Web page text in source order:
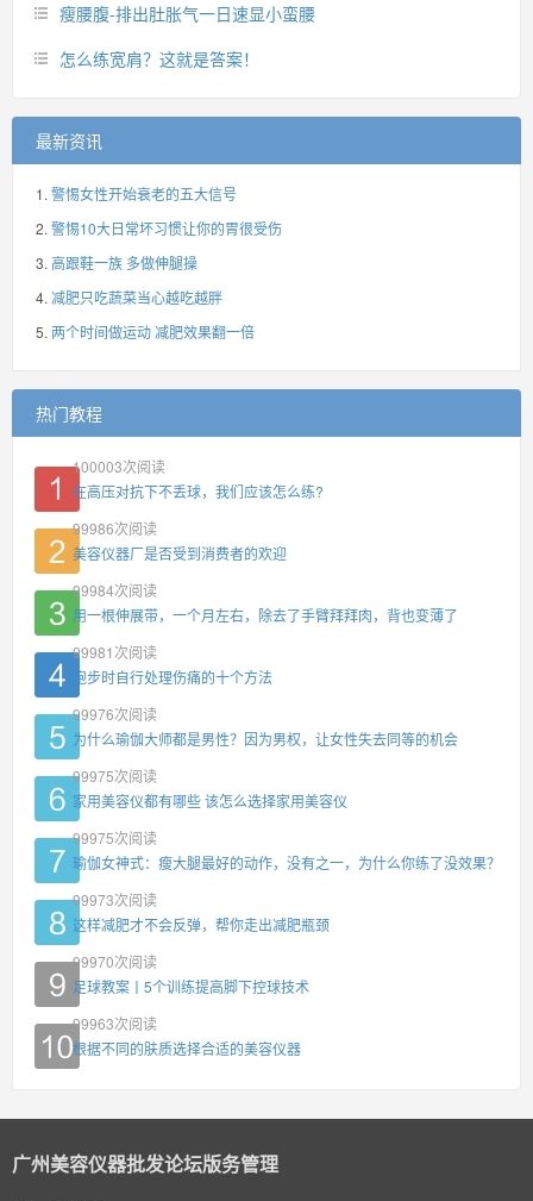
瘦腰腹-排出肚胀气一日速显小蛮腰
怎么练宽肩？这就是答案！
最新资讯
警惕女性开始衰老的五大信号
警惕10大日常坏习惯让你的胃很受伤
高跟鞋一族 多做伸腿操
减肥只吃蔬菜当心越吃越胖
两个时间做运动 减肥效果翻一倍
热门教程
100003次阅读
在高压对抗下不丢球，我们应该怎么练?
99986次阅读
美容仪器厂是否受到消费者的欢迎
99984次阅读
用一根伸展带，一个月左右，除去了手臂拜拜肉，背也变薄了
99981 次阅读
跑步时自行处理伤痛的十个方法
99976次阅读
为什么瑜伽大师都是男性？因为男权，让女性失去同等的机会
99975次阅读
家用美容仪都有哪些 该怎么选择家用美容仪
99975次阅读
瑜伽女神式：瘦大腿最好的动作，没有之一，为什么你练了没效果？
99973次阅读
这样减肥才不会反弹，帮你走出减肥瓶颈
99970次阅读
足球教案丨5个训练提高脚下控球技术
99963次阅读
根据不同的肤质选择合适的美容仪器
广州美容仪器批发论坛版务管理